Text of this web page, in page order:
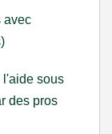
avec
l'aide sous
des pros